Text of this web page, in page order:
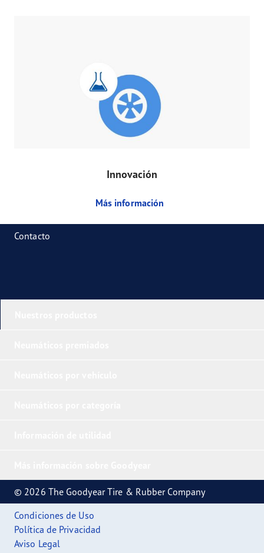
Innovación
Más información
Contacto
© 2026 The Goodyear Tire & Rubber Company
Condiciones de Uso
Política de Privacidad
Aviso Legal